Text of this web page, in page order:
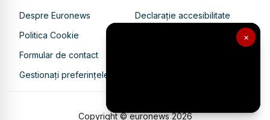
×
Despre Euronews
Declarație accesibilitate
Politica Cookie
Politica de confidențialitate
Formular de contact
Gestionați preferințele
Copyright © euronews2026